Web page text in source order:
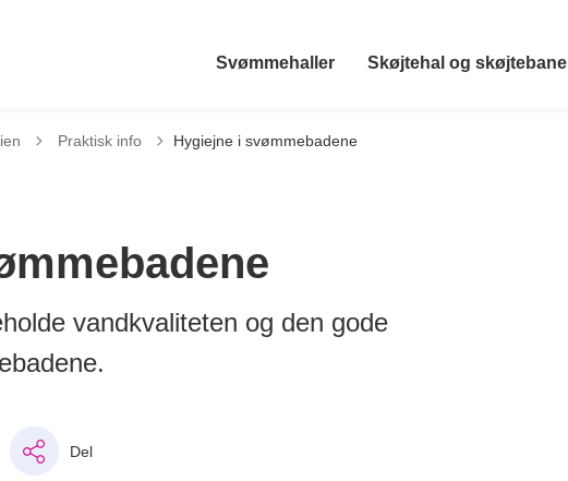
Svømmehaller Skøjtehal og skøjtebane
Tilbage til
Praktisk info Hygiejne i svømmebadene
vandkvaliteten og den gode
Del